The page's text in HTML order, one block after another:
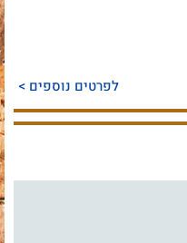
לפרטים נוספים >